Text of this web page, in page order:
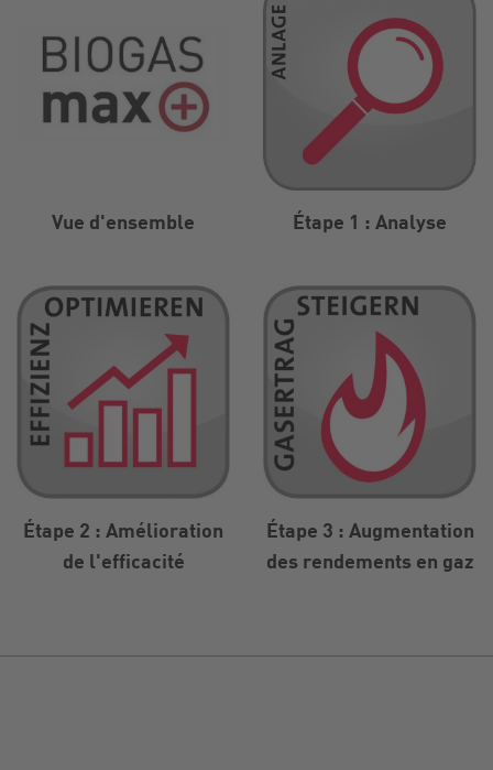
Vue d'ensemble Étape 1 : Analyse
Étape 2 : Amélioration
de l'efficacité
Étape 3 : Augmentation
des rendements en gaz